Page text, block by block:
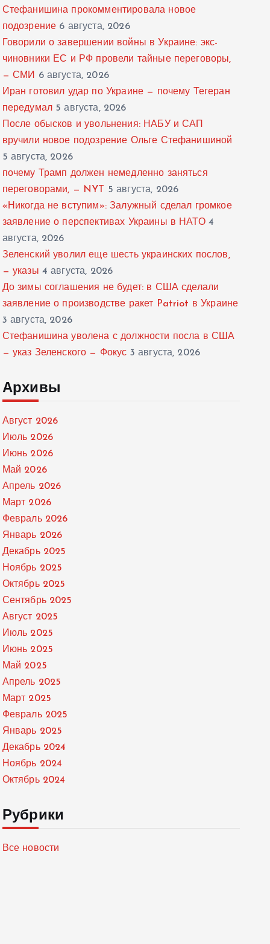
Стефанишина прокомментировала новое
подозрение 6 августа, 2026
Говорили о завершении войны в Украине: экс-
чиновники ЕС и РФ провели тайные переговоры,
— СМИ 6 августа, 2026
Иран готовил удар по Украине — почему Тегеран
передумал 5 августа, 2026
После обысков и увольнения: НАБУ и САП
вручили новое подозрение Ольге Стефанишиной
5 августа, 2026
почему Трамп должен немедленно заняться
переговорами, — NYT
5 августа, 2026
«Никогда не вступим»: Залужный сделал громкое
заявление о перспективах Украины в НАТО 4
августа, 2026
Зеленский уволил еще шесть украинских послов,
— указы 4 августа, 2026
До зимы соглашения не будет: в США сделали
заявление о производстве ракет Patriot в Украине
3 августа, 2026
Стефанишина уволена с должности посла в США
— указ Зеленского — Фокус 3 августа, 2026
Архивы
Август 2026
Июль 2026
Июнь 2026
Май 2026
Апрель 2026
Март 2026
Февраль 2026
Январь 2026
Декабрь 2025
Ноябрь 2025
Октябрь 2025
Сентябрь 2025
Август 2025
Июль 2025
Июнь 2025
Май 2025
Апрель 2025
Март 2025
Февраль 2025
Январь 2025
Декабрь 2024
Ноябрь 2024
Октябрь 2024
Рубрики
Все новости